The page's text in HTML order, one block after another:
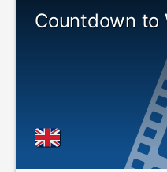
Countdown to